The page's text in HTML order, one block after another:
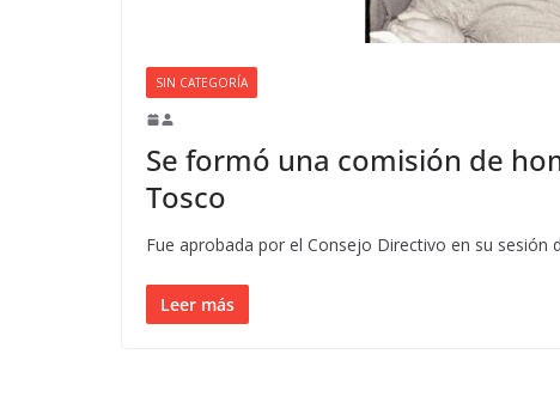
SIN CATEGORÍA
Se formó una comisión de
Tosco
Fue aprobada por el Consejo Directivo en su
Leer más